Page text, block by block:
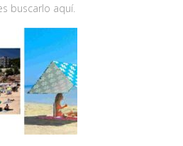
buscarlo aquí.